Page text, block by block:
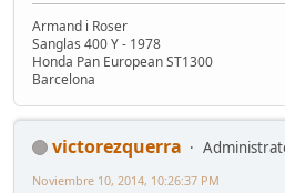
Armand i Roser
Sanglas 400 Y - 1978
Honda Pan European ST1300
Barcelona
victorezquerra
Noviembre 10, 2014, 10:26:37 PM